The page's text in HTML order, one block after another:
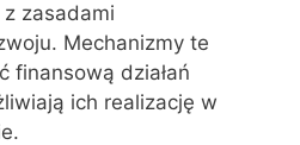
zasadami
Mechanizmy te
finansową działań
ich realizację w